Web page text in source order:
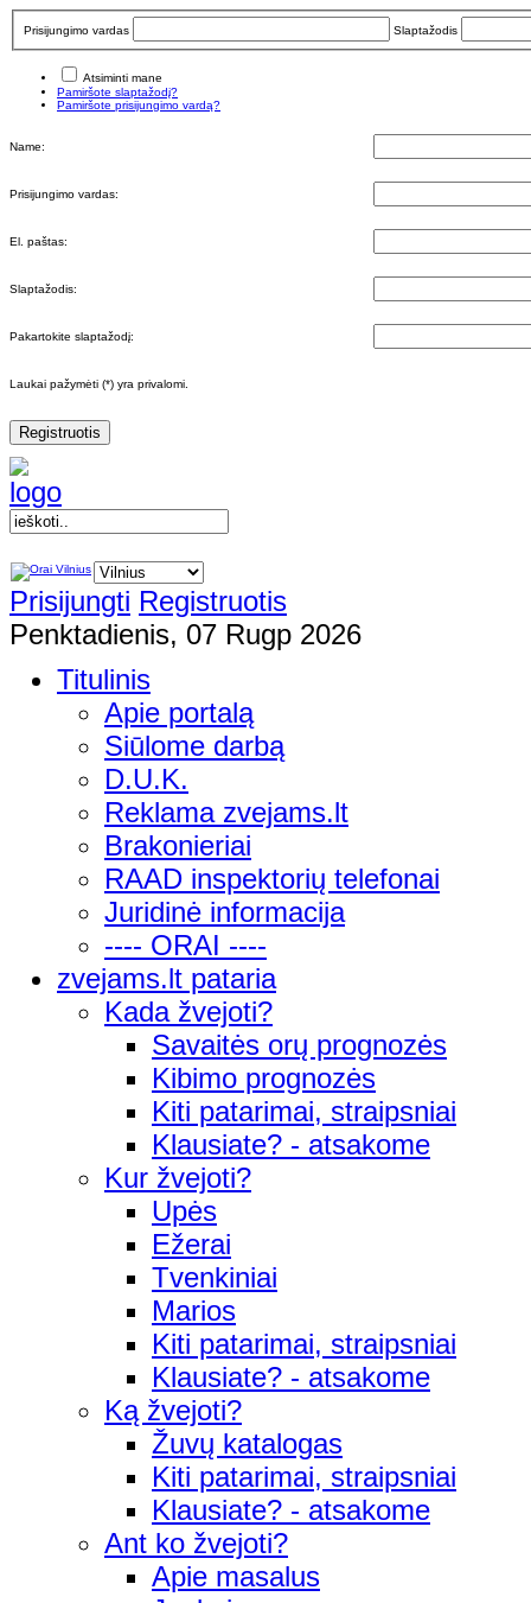
Prisijungimo vardas Slaptažodis
Atsiminti mane
Pamiršote slaptažodį?
Pamiršote prisijungimo vardą?
Name:
Prisijungimo vardas:
El. paštas:
Slaptažodis:
Pakartokite slaptažodį:
Laukai pažymėti (*) yra privalomi.
Registruotis
Prisijungti Registruotis
Penktadienis, 07 Rugp 2026
Titulinis
Apie portalą
Siūlome darbą
D.U.K.
Reklama zvejams.lt
Brakonieriai
RAAD inspektorių telefonai
Juridinė informacija
---- ORAI ----
zvejams.lt pataria
Kada žvejoti?
Savaitės orų prognozės
Kibimo prognozės
Kiti patarimai, straipsniai
Klausiate? - atsakome
Kur žvejoti?
Upės
Ežerai
Tvenkiniai
Marios
Kiti patarimai, straipsniai
Klausiate? - atsakome
Ką žvejoti?
Žuvų katalogas
Kiti patarimai, straipsniai
Klausiate? - atsakome
Ant ko žvejoti?
Apie masalus